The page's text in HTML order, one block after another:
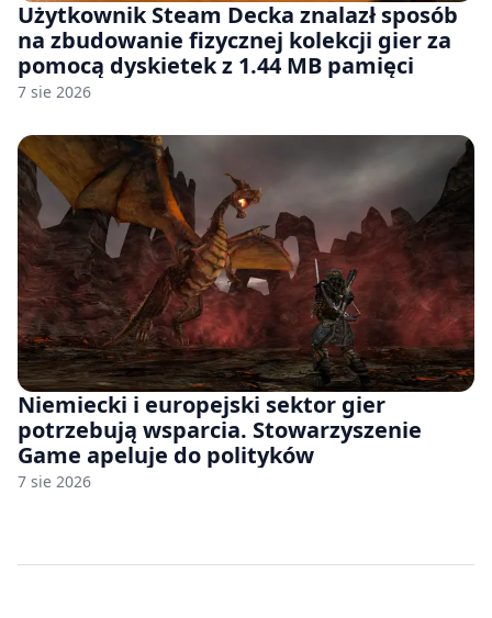
Użytkownik Steam Decka znalazł sposób
na zbudowanie fizycznej kolekcji gier za
pomocą dyskietek z 1.44 MB pamięci
7 sie 2026
Niemiecki i europejski sektor gier
potrzebują wsparcia. Stowarzyszenie
Game apeluje do polityków
7 sie 2026